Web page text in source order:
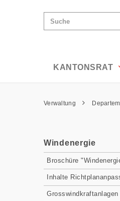
KANTONSRAT
Inhalt
Pfadnavigation
Verwaltung
Windenergie
Subnavigation
Broschüre
Inhalte
Grosswindkraftanlagen